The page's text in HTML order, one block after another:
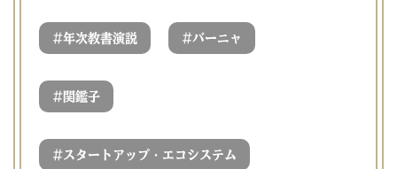
#年次教書演説 #バーニャ
# 関鑑子
# スタートアップ・エコシステム